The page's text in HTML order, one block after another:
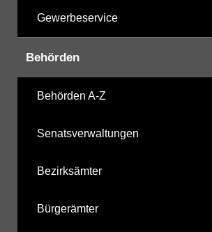
Gewerbeservice
Behörden
Behörden A-Z
Senatsverwaltungen
Bezirksämter
Bürgerämter